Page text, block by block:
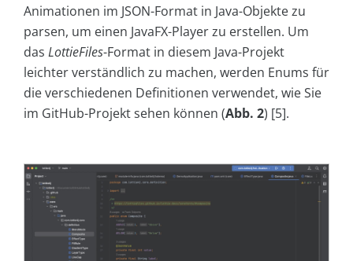
Animationen im JSON-Format in Java-Objekte zu
parsen, um einen JavaFX-Player zu erstellen. Um
das LottieFiles-Format in diesem Java-Projekt
leichter verständlich zu machen, werden Enums für
die verschiedenen Definitionen verwendet, wie Sie
im GitHub-Projekt sehen können (Abb. 2) [5].